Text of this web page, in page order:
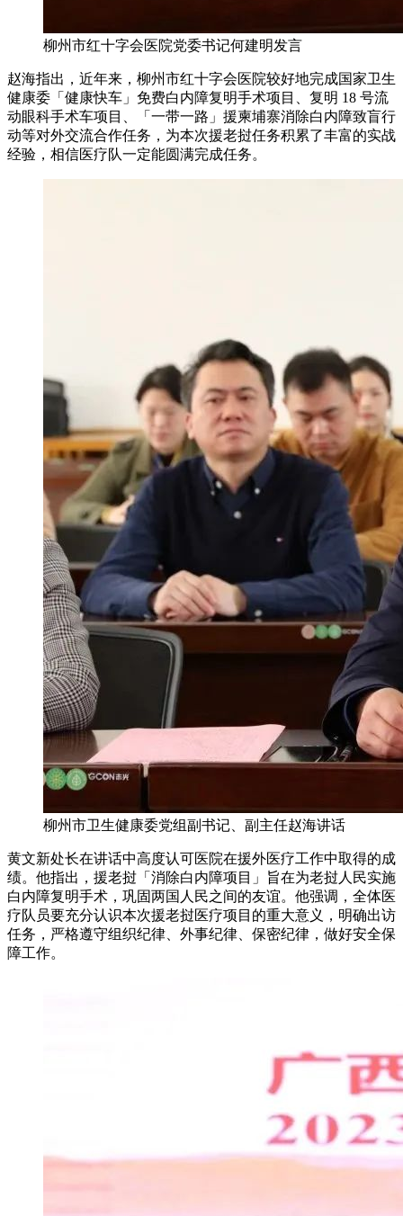
柳州市红十字会医院党委书记何建明发言
赵海指出，近年来，柳州市红十字会医院较好地完成国家卫生
健康委「健康快车」免费白内障复明手术项目、复明 18 号流
动眼科手术车项目、「一带一路」援柬埔寨消除白内障致盲行
动等对外交流合作任务，为本次援老挝任务积累了丰富的实战
经验，相信医疗队一定能圆满完成任务。
柳州市卫生健康委党组副书记、副主任赵海讲话
黄文新处长在讲话中高度认可医院在援外医疗工作中取得的成
绩。他指出，援老挝「消除白内障项目」旨在为老挝人民实施
白内障复明手术，巩固两国人民之间的友谊。他强调，全体医
疗队员要充分认识本次援老挝医疗项目的重大意义，明确出访
任务，严格遵守组织纪律、外事纪律、保密纪律，做好安全保
障工作。